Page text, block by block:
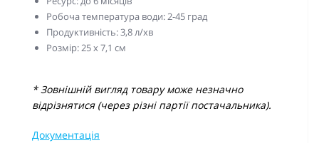
Робоча температура води: 2-45 град
Продуктивність: 3,8 л/хв
Розмір: 25 х 7,1 см
* Зовнішній вигляд товару може незначно
відрізнятися (через різні партії постачальника).
Документація